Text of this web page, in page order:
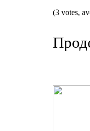
(3 votes,